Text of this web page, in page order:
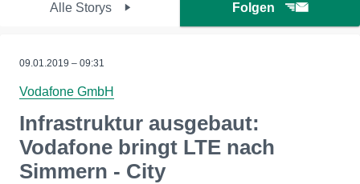
Alle Storys Folgen
09.01.2019 – 09:31
Vodafone GmbH
Infrastruktur ausgebaut:
Vodafone bringt LTE nach
Simmern - City